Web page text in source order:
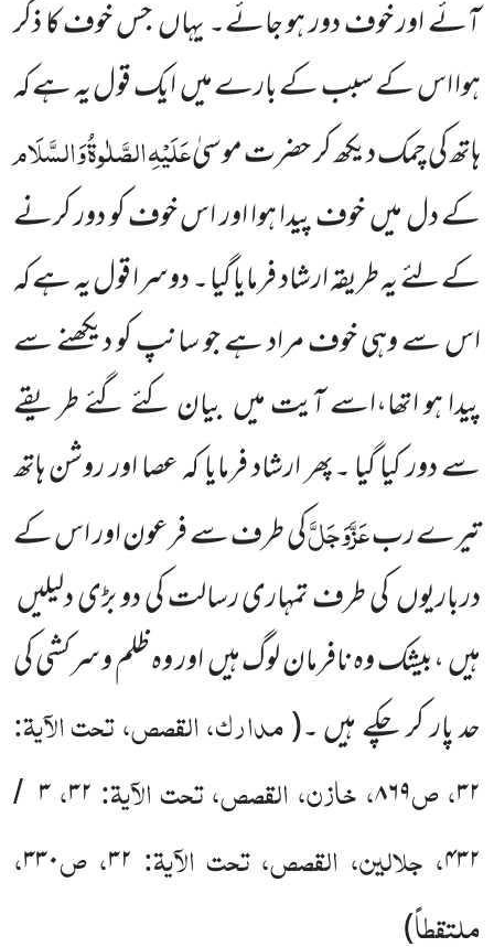
آئے اور خوف دور ہو جائے۔ یہاں جس خوف کا ذکر
ہوا اس کے سبب کے بارے میں ایک قول یہ ہے کہ
ہاتھ کی چمک دیکھ کر حضرت موسیٰعَلَیْہِالصَّلٰوۃُوَالسَّلَام
کے دل میں خوف پیدا ہوا اور اس خوف کو دور کرنے
کے لئے یہ طریقہ ارشاد فرمایا گیا ۔ دوسرا قول یہ ہے کہ
اس سے وہی خوف مراد ہے جو سانپ کو دیکھنے سے
پیدا ہو اتھا،اسے آیت میں بیان کئے گئے طریقے
سے دور کیا گیا ۔پھر ارشاد فرمایا کہ عصا اور روشن ہاتھ
تیرے ربعَزَّوَجَلَّکی طرف سے فرعون اور اس کے
درباریوں کی طرف تمہاری رسالت کی دو بڑی دلیلیں
ہیں ،بیشک وہ نافرمان لوگ ہیں اور وہ ظلم و سرکشی کی
حد پار کر چکے ہیں ۔(مدارک، القصص، تحت الآیۃ:
۳۲، ص۸۶۹، خازن، القصص، تحت الآیۃ: ۳۲،۳ /
۴۳۲، جلالین، القصص، تحت الآیۃ: ۳۲، ص۳۳۰،
ملتقطاً)